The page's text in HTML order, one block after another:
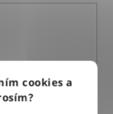
cookies a